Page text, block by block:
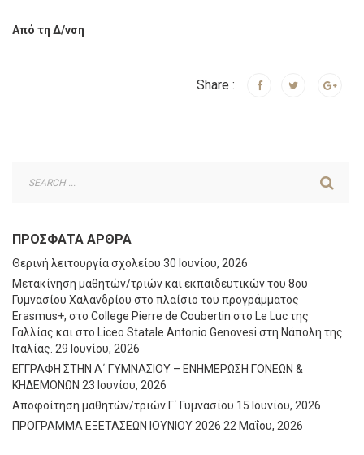
Από τη Δ/νση
Share :
ΠΡΌΣΦΑΤΑ ΆΡΘΡΑ
Θερινή λειτουργία σχολείου 30 Ιουνίου, 2026
Μετακίνηση μαθητών/τριών και εκπαιδευτικών του 8ου
Γυμνασίου Χαλανδρίου στο πλαίσιο του προγράμματος
Erasmus+, στο College Pierre de Coubertin στο Le Luc της
Γαλλίας και στο Liceo Statale Antonio Genovesi στη Νάπολη της
Ιταλίας. 29 Ιουνίου, 2026
ΕΓΓΡΑΦΗ ΣΤΗΝ Α΄ ΓΥΜΝΑΣΙΟΥ – ΕΝΗΜΕΡΩΣΗ ΓΟΝΕΩΝ &
ΚΗΔΕΜΟΝΩΝ 23 Ιουνίου, 2026
Αποφοίτηση μαθητών/τριών Γ΄ Γυμνασίου 15 Ιουνίου, 2026
ΠΡΟΓΡΑΜΜΑ ΕΞΕΤΑΣΕΩΝ ΙΟΥΝΙΟΥ 2026 22 Μαΐου, 2026